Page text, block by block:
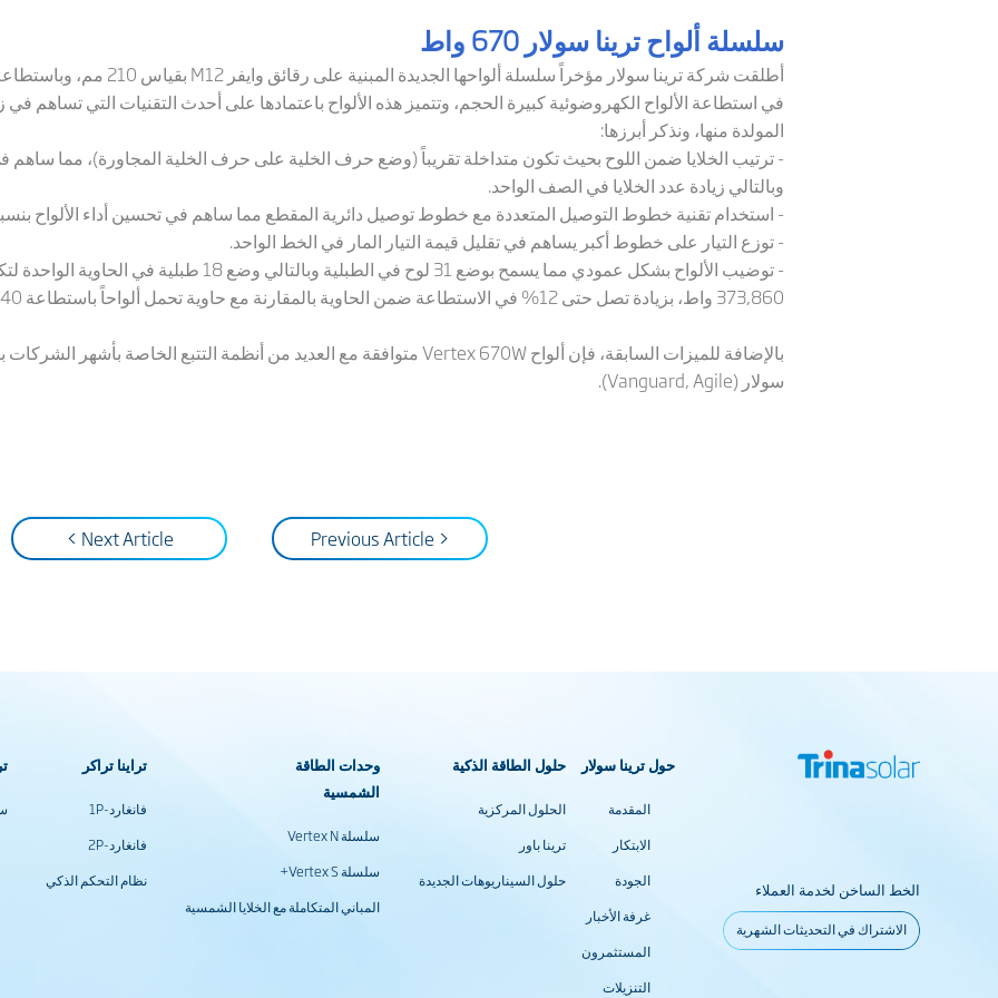
سلسلة ألواح ترينا سولار 670 واط
أطلقت شركة ترينا سولار مؤخراً سلسلة ألواحها الجديدة المبنية على رقائق وايفر M12
في استطاعة الألواح الكهروضوئية كبيرة الحجم، وتتميز هذه الألواح باعتمادها على أحدث التقنيات التي تساهم في
المولدة منها، ونذكر أبرزها:
- ترتيب الخلايا ضمن اللوح بحيث تكون متداخلة تقريباً (وضع حرف الخلية على حرف الخلية المجاورة)، مما
وبالتالي زيادة عدد الخلايا في الصف الواحد.
- استخدام تقنية خطوط التوصيل المتعددة مع خطوط توصيل دائرية المقطع مما ساهم في تحسين أداء الألواح بنسبة
- توزع التيار على خطوط أكبر يساهم في تقليل قيمة التيار المار في الخط الواحد.
- توضيب الألواح بشكل عمودي مما يسمح بوضع 31 لوح في الطبلية
373,860 واط، بزيادة تصل حتى 12% في الاستطاعة ضمن الحاوية بالمقارنة مع حاوية تحمل ألواحاً باستطاعة 540 واط.
بالإضافة للميزات السابقة، فإن ألواحVertex 670Wمتوافقة مع العديد من أنظمة التتبع الخاصة بأشهر الشركات
سولار (Vanguard, Agile
).
< Previous Article
Next Article >
الخط الساخن لخدمة العملاء
الاشتراك في التحديثات الشهرية
حول ترينا سولار
المقدمة
الابتكار
الجودة
غرفة الأخبار
المستثمرون
التنزيلات
حلول الطاقة الذكية
الحلول المركزية
ترينا باور
حلول السيناريوهات الجديدة
وحدات الطاقة
الشمسية
سلسلة Vertex N
سلسلة Vertex S+
المباني المتكاملة مع الخلايا الشمسية
تراينا تراكر
فانغارد-1P
فانغارد-2P
نظام التحكم الذكي